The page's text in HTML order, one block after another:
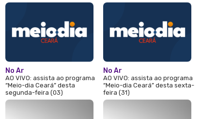
No Ar
AO VIVO: assista ao programa
“Meio-dia Ceará” desta
segunda-feira (03)
No Ar
AO VIVO: assista ao programa
“Meio-dia Ceará” desta sexta-
feira (31)